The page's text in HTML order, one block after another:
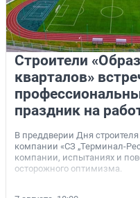
Строители
кварталов»
праздник на
В преддверии Дня
компании «СЗ „Терминал-
компании, испытаниях и
осторожного оптимизма.